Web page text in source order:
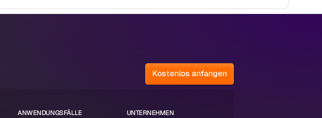
Kostenlos anfangen
ANWENDUNGSFÄLLE UNTERNEHMEN